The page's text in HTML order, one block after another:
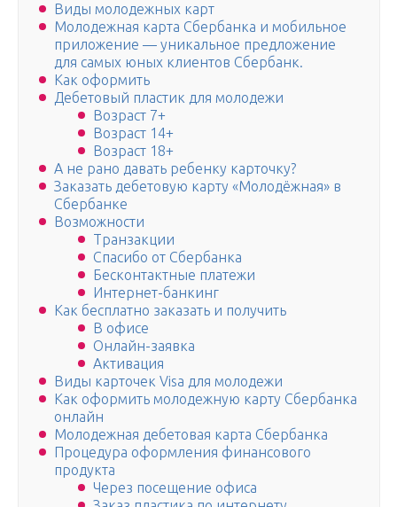
Виды молодежных карт
Молодежная карта Сбербанка и мобильное
приложение — уникальное предложение
для самых юных клиентов Сбербанк.
Как оформить
Дебетовый пластик для молодежи
Возраст 7+
Возраст 14+
Возраст 18+
А не рано давать ребенку карточку?
Заказать дебетовую карту «Молодёжная» в
Сбербанке
Возможности
Транзакции
Спасибо от Сбербанка
Бесконтактные платежи
Интернет-банкинг
Как бесплатно заказать и получить
В офисе
Онлайн-заявка
Активация
Виды карточек Visa для молодежи
Как оформить молодежную карту Сбербанка
онлайн
Молодежная дебетовая карта Сбербанка
Процедура оформления финансового
продукта
Через посещение офиса